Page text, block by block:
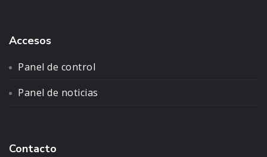
Accesos
Panel de control
Panel de noticias
Contacto